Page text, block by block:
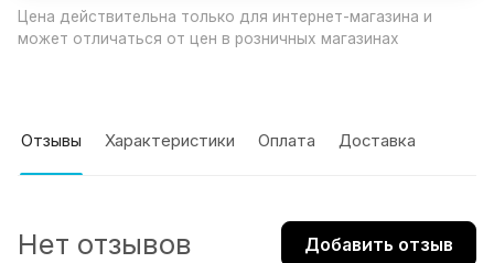
Цена действительна только для интернет-магазина и
может отличаться от цен в розничных магазинах
Отзывы Характеристики Оплата Доставка
Нет отзывов Добавить отзыв